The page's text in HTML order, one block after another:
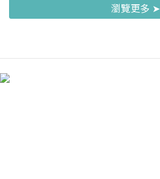
瀏覽更多 ➤